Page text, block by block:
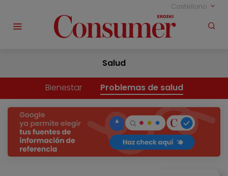
Castellano
Salud
Bienestar Problemas de salud